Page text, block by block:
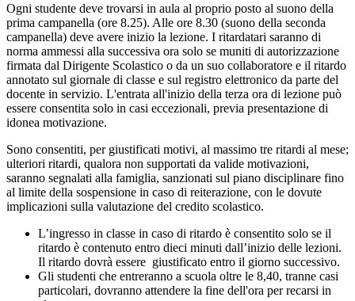
Ogni studente deve trovarsi in aula al proprio posto al suono della
prima campanella (ore 8.25). Alle ore 8.30 (suono della seconda
campanella) deve avere inizio la lezione. I ritardatari saranno di
norma ammessi alla successiva ora solo se muniti di autorizzazione
firmata dal Dirigente Scolastico o da un suo collaboratore e il ritardo
annotato sul giornale di classe e sul registro elettronico da parte del
docente in servizio. L'entrata all'inizio della terza ora di lezione può
essere consentita solo in casi eccezionali, previa presentazione di
idonea motivazione.
Sono consentiti, per giustificati motivi, al massimo tre ritardi al mese;
ulteriori ritardi, qualora non supportati da valide motivazioni,
saranno segnalati alla famiglia, sanzionati sul piano disciplinare fino
al limite della sospensione in caso di reiterazione, con le dovute
implicazioni sulla valutazione del credito scolastico.
L’ingresso in classe in caso di ritardo è consentito solo se il
ritardo è contenuto entro dieci minuti dall’inizio delle lezioni.
Il ritardo dovrà essere giustificato entro il giorno successivo.
Gli studenti che entreranno a scuola oltre le 8,40, tranne casi
particolari, dovranno attendere la fine dell'ora per recarsi in